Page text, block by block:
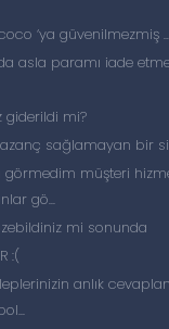
‘ya güvenilmezmiş
asla paramı iade
mi?
sağlamayan bir
müşteri
gö...
mi sonunda
:(
anlık